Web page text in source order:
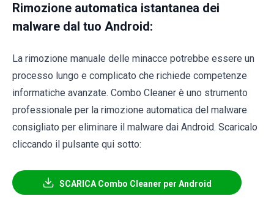
Rimozione automatica istantanea dei
malware dal tuo Android:
La rimozione manuale delle minacce potrebbe essere un
processo lungo e complicato che richiede competenze
informatiche avanzate. Combo Cleaner è uno strumento
professionale per la rimozione automatica del malware
consigliato per eliminare il malware dai Android. Scaricalo
cliccando il pulsante qui sotto:
SCARICA Combo Cleaner per Android